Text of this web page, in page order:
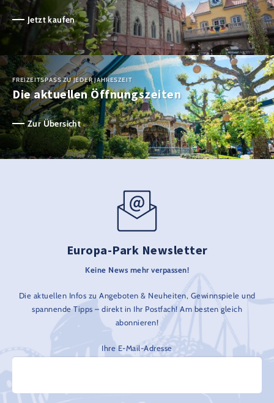
Jetzt kaufen
FREIZEITSPASS ZU JEDER JAHRESZEIT
Die aktuellen Öffnungszeiten
Zur Übersicht
Europa-Park Newsletter
Keine News mehr verpassen!
Die aktuellen Infos zu Angeboten & Neuheiten, Gewinnspiele und
spannende Tipps – direkt in Ihr Postfach! Am besten gleich
abonnieren!
Ihre E-Mail-Adresse